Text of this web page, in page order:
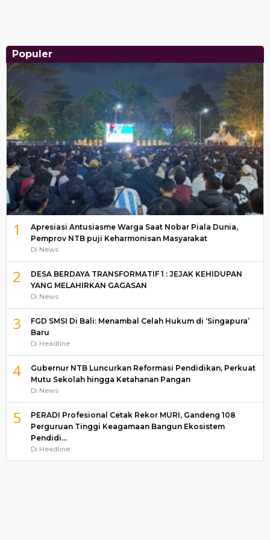
Populer
1
Apresiasi Antusiasme Warga Saat Nobar Piala Dunia,
Pemprov NTB puji Keharmonisan Masyarakat
Di News
2
DESA BERDAYA TRANSFORMATIF 1 : JEJAK KEHIDUPAN
YANG MELAHIRKAN GAGASAN
Di News
3
FGD SMSI Di Bali: Menambal Celah Hukum di ‘Singapura’
Baru
Di Headline
4
Gubernur NTB Luncurkan Reformasi Pendidikan, Perkuat
Mutu Sekolah hingga Ketahanan Pangan
Di News
5
PERADI Profesional Cetak Rekor MURI, Gandeng 108
Perguruan Tinggi Keagamaan Bangun Ekosistem
Pendidi…
Di Headline